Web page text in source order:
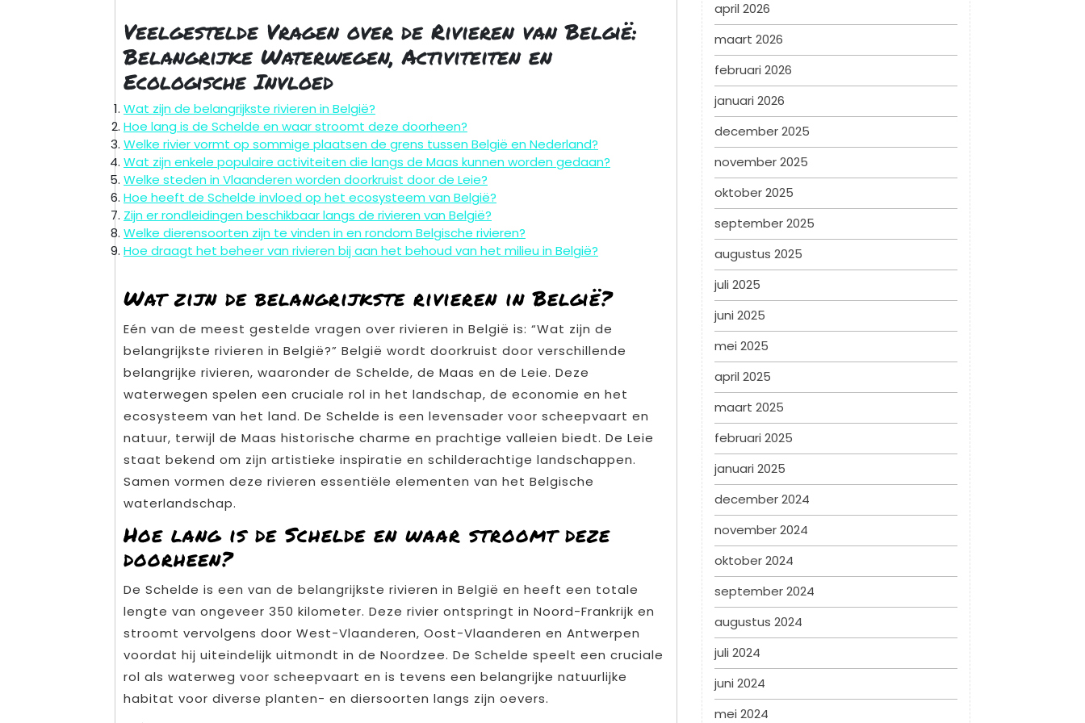
Veelgestelde Vragen over de Rivieren van België:
Belangrijke Waterwegen, Activiteiten en
Ecologische Invloed
Wat zijn de belangrijkste rivieren in België?
Hoe lang is de Schelde en waar stroomt deze doorheen?
Welke rivier vormt op sommige plaatsen de grens tussen België en Nederland?
Wat zijn enkele populaire activiteiten die langs de Maas kunnen worden gedaan?
Welke steden in Vlaanderen worden doorkruist door de Leie?
Hoe heeft de Schelde invloed op het ecosysteem van België?
Zijn er rondleidingen beschikbaar langs de rivieren van België?
Welke dierensoorten zijn te vinden in en rondom Belgische rivieren?
Hoe draagt het beheer van rivieren bij aan het behoud van het milieu in België?
Wat zijn de belangrijkste rivieren in België?
Eén van de meest gestelde vragen over rivieren in België is: “Wat zijn de
belangrijkste rivieren in België?” België wordt doorkruist door verschillende
belangrijke rivieren, waaronder de Schelde, de Maas en de Leie. Deze
waterwegen spelen een cruciale rol in het landschap, de economie en het
ecosysteem van het land. De Schelde is een levensader voor scheepvaart en
natuur, terwijl de Maas historische charme en prachtige valleien biedt. De Leie
staat bekend om zijn artistieke inspiratie en schilderachtige landschappen.
Samen vormen deze rivieren essentiële elementen van het Belgische
waterlandschap.
Hoe lang is de Schelde en waar stroomt deze
doorheen?
De Schelde is een van de belangrijkste rivieren in België en heeft een totale
lengte van ongeveer 350 kilometer. Deze rivier ontspringt in Noord-Frankrijk en
stroomt vervolgens door West-Vlaanderen, Oost-Vlaanderen en Antwerpen
voordat hij uiteindelijk uitmondt in de Noordzee. De Schelde speelt een cruciale
rol als waterweg voor scheepvaart en is tevens een belangrijke natuurlijke
habitat voor diverse planten- en diersoorten langs zijn oevers.
april 2026
maart 2026
februari 2026
januari 2026
december 2025
november 2025
oktober 2025
september 2025
augustus 2025
juli 2025
juni 2025
mei 2025
april 2025
maart 2025
februari 2025
januari 2025
december 2024
november 2024
oktober 2024
september 2024
augustus 2024
juli 2024
juni 2024
mei 2024